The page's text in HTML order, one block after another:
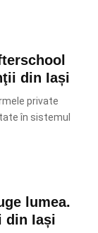
din Iași
private
în sistemul
lumea.
din Iași